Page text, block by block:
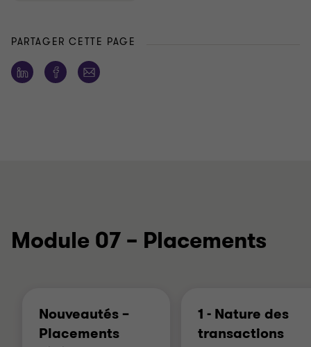
PARTAGER CETTE PAGE
Module 07 – Placements
Nouveautés –
Placements
1 - Nature des
transactions